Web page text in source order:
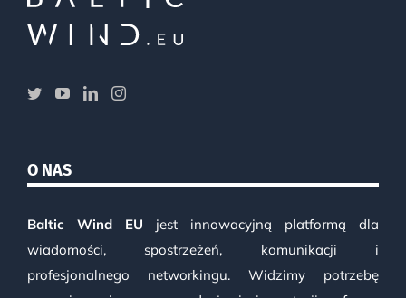
O NAS
Baltic Wind EU jest innowacyjną platformą dla
wiadomości, spostrzeżeń, komunikacji i
profesjonalnego networkingu. Widzimy potrzebę